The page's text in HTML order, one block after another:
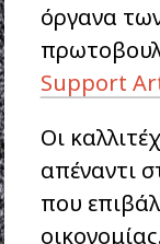
όργανα
Support
Οι
απέναντι
που